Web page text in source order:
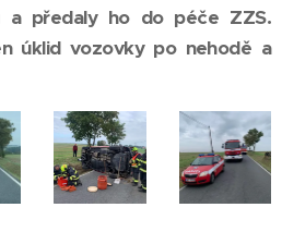
a předaly ho do péče ZZS.
úklid vozovky po nehodě a